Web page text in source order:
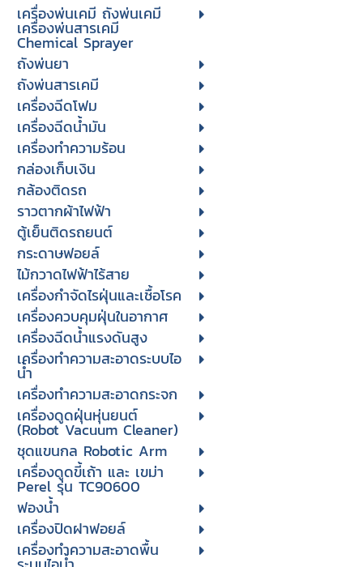
เครื่องพ่นเคมี ถังพ่นเคมี
เครื่องพ่นสารเคมี
Chemical Sprayer
ถังพ่นยา
ถังพ่นสารเคมี
เครื่องฉีดโฟม
เครื่องฉีดน้ำมัน
เครื่องทำความร้อน
กล่องเก็บเงิน
กล้องติดรถ
ราวตากผ้าไฟฟ้า
ตู้เย็นติดรถยนต์
กระดาษฟอยล์
ไม้กวาดไฟฟ้าไร้สาย
เครื่องกำจัดไรฝุ่นและเชื้อโรค
เครื่องควบคุมฝุ่นในอากาศ
เครื่องฉีดน้ำแรงดันสูง
เครื่องทำความสะอาดระบบไอ
น้ำ
เครื่องทำความสะอาดกระจก
เครื่องดูดฝุ่นหุ่นยนต์
(Robot Vacuum Cleaner)
ชุดแขนกล Robotic Arm
เครื่องดูดขี้เถ้า และ เขม่า
Perel รุ่น TC90600
ฟองน้ำ
เครื่องปิดฝาฟอยล์
เครื่องทำความสะอาดพื้น